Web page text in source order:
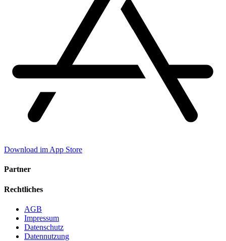
Download im App Store
Partner
Rechtliches
AGB
Impressum
Datenschutz
Datennutzung